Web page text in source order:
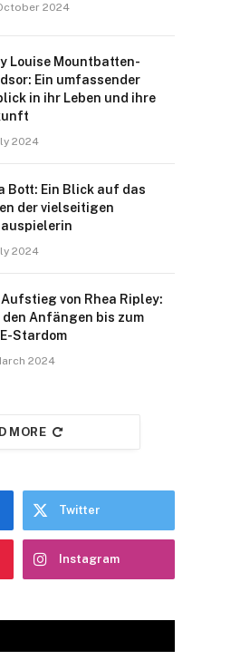
2024
Louise Mountbatten-
Ein umfassender
in ihr Leben und ihre
2024
Bott: Ein Blick auf das
der vielseitigen
2024
Aufstieg von Rhea Ripley:
den Anfängen bis zum
Stardom
2024
MORE
Twitter
Instagram